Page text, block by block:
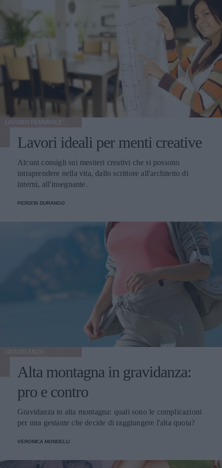
Lavori ideali per menti creative
Alcuni consigli sui mestieri creativi che si possono
intraprendere nella vita, dallo scrittore all'architetto di
interni, all'insegnante.
PERDITA DURANGO
Alta montagna in gravidanza:
pro e contro
Gravidanza in alta montagna: quali sono le complicazioni
per una gestante che decide di raggiungere l'alta quota?
VERONICA MONDELLI